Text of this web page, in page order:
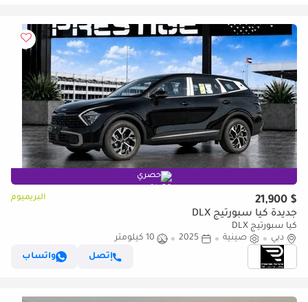
حصري
$ 21,900 البريميوم
جديدة كيا سبورتيج DLX
كيا سبورتيج DLX
دبي
صينية 2025
10 كيلومتر
إتصل
واتساب